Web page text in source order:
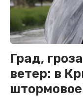
Град,
ветер: в